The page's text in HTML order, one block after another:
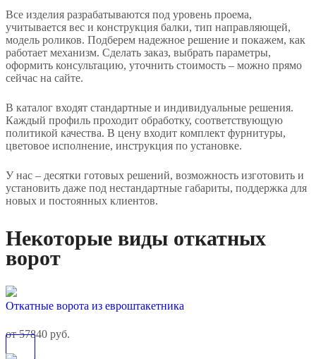
Все изделия разрабатываются под уровень проема,
учитывается вес и конструкция балки, тип направляющей,
модель роликов. Подберем надежное решение и покажем, как
работает механизм. Сделать заказ, выбрать параметры,
оформить консультацию, уточнить стоимость – можно прямо
сейчас на сайте.
В каталог входят стандартные и индивидуальные решения.
Каждый профиль проходит обработку, соответствующую
политикой качества. В цену входит комплект фурнитуры,
цветовое исполнение, инструкция по установке.
У нас – десятки готовых решений, возможность изготовить и
установить даже под нестандартные габариты, поддержка для
новых и постоянных клиентов.
Некоторые виды откатных
ворот
Откатные ворота из евроштакетника
от 57840 руб.